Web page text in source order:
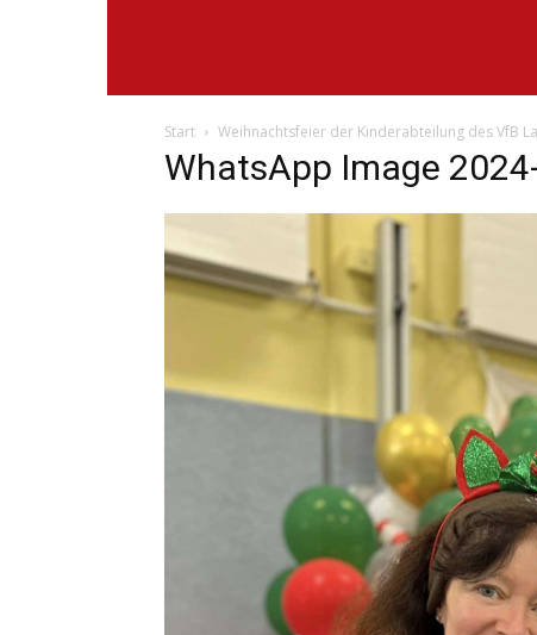
Start Weihnachtsfeier der Kinderabteilung des VfB
WhatsApp Image